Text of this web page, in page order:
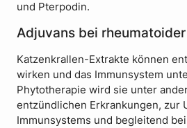
und Pterpodin.
Adjuvans bei
Katzenkrallen-Extrakte können
wirken und das Immunsystem
Phytotherapie wird sie unter
entzündlichen Erkrankungen, zur
Immunsystems und begleitend